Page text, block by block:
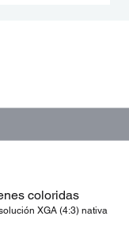
coloridas
XGA (4:3) nativa